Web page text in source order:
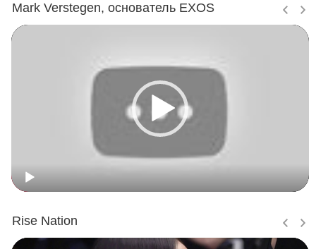
Mark Verstegen, основатель EXOS
Rise Nation